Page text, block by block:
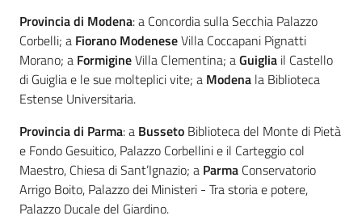
Provincia di Modena: a Concordia sulla Secchia Palazzo
Corbelli; a Fiorano ModeneseVilla Coccapani Pignatti
Morano; a FormigineVilla Clementina; aGuiglia il Castello
di Guiglia e le sue molteplici vite; a Modena la Biblioteca
Estense Universitaria.
Provincia di Parma: a Busseto Biblioteca del Monte di Pietà
e Fondo Gesuitico, Palazzo Corbellini e il Carteggio col
Maestro, Chiesa di Sant’Ignazio; a Parma Conservatorio
Arrigo Boito, Palazzo dei Ministeri - Tra storia e potere,
Palazzo Ducale del Giardino.